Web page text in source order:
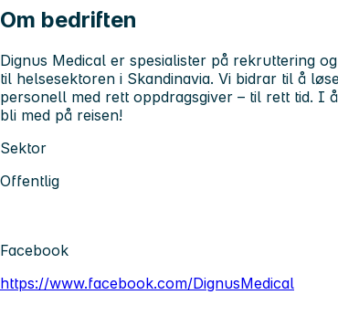
Om bedriften
Dignus Medical er spesialister på rekruttering
til helsesektoren i Skandinavia. Vi bidrar til å
personell med rett oppdragsgiver – til rett tid. I
bli med på reisen!
Sektor
Offentlig
Facebook
https://www.facebook.com/DignusMedical